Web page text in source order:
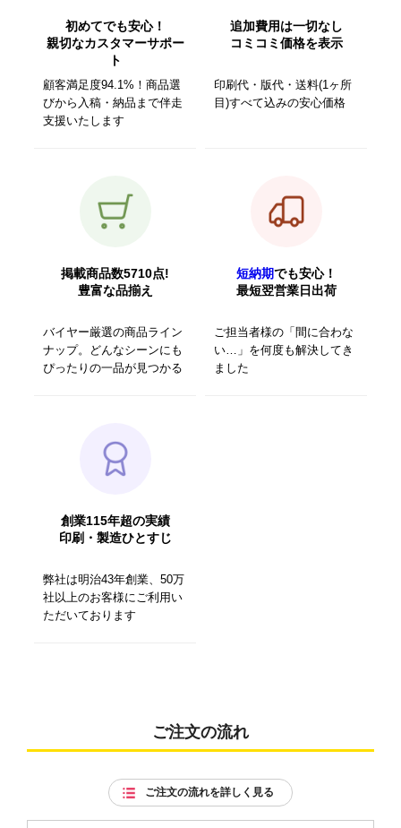
初めてでも安心！
親切なカスタマーサポー
ト
顧客満足度94.1%！商品選
びから入稿・納品まで伴走
支援いたします
追加費用は一切なし
コミコミ価格を表示
印刷代・版代・送料(1ヶ所
目)すべて込みの安心価格
掲載商品数5710点!
豊富な品揃え
バイヤー厳選の商品ライン
ナップ。どんなシーンにも
ぴったりの一品が見つかる
短納期でも安心！
最短翌営業日出荷
ご担当者様の「間に合わな
い…」を何度も解決してき
ました
創業115年超の実績
印刷・製造ひとすじ
弊社は明治43年創業、50万
社以上のお客様にご利用い
ただいております
ご注文の流れ
ご注文の流れを詳しく見る